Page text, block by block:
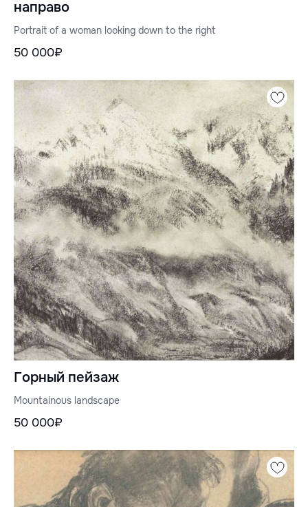
направо
Portrait of a woman looking down to the right
50 000₽
Горный пейзаж
Mountainous landscape
50 000₽